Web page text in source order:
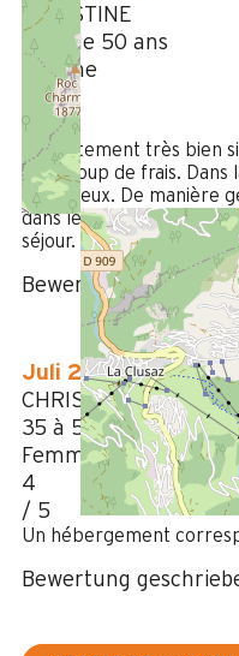
CHRISTINE
Plus de 50 ans
Femme
/ 5
Appartement très bien
petit coup de frais. Dans
nombreux. De manière
dans les chambres.
séjour.
Bewertung
Juli 2021
CHRISTELLE
35 à 50 ans
Femme
4
/ 5
Un hébergement
Bewertung